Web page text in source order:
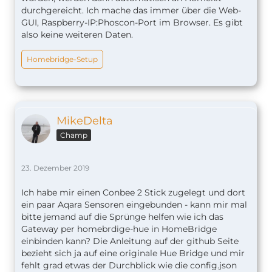
durchgereicht. Ich mache das immer über die Web-
GUI, Raspberry-IP:Phoscon-Port im Browser. Es gibt
also keine weiteren Daten.
Homebridge-Setup
MikeDelta
Champ
23. Dezember 2019
Ich habe mir einen Conbee 2 Stick zugelegt und dort
ein paar Aqara Sensoren eingebunden - kann mir mal
bitte jemand auf die Sprünge helfen wie ich das
Gateway per homebrdige-hue in HomeBridge
einbinden kann? Die Anleitung auf der github Seite
bezieht sich ja auf eine originale Hue Bridge und mir
fehlt grad etwas der Durchblick wie die config.json